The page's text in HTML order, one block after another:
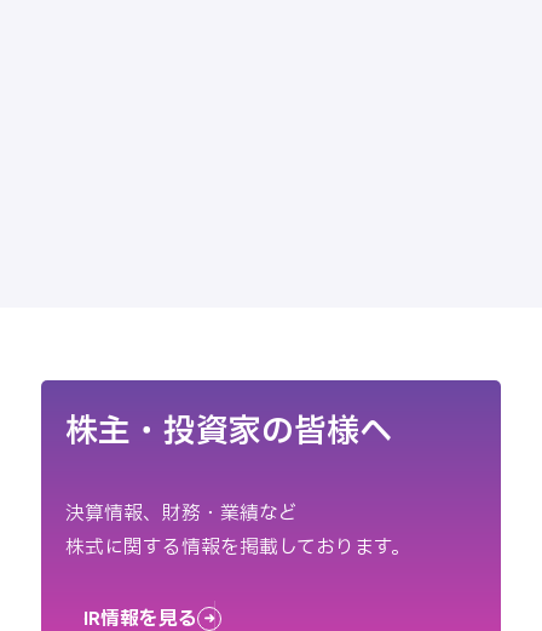
株主・投資家の皆様へ
決算情報、財務・業績など
株式に関する情報を掲載しております。
IR情報を見る